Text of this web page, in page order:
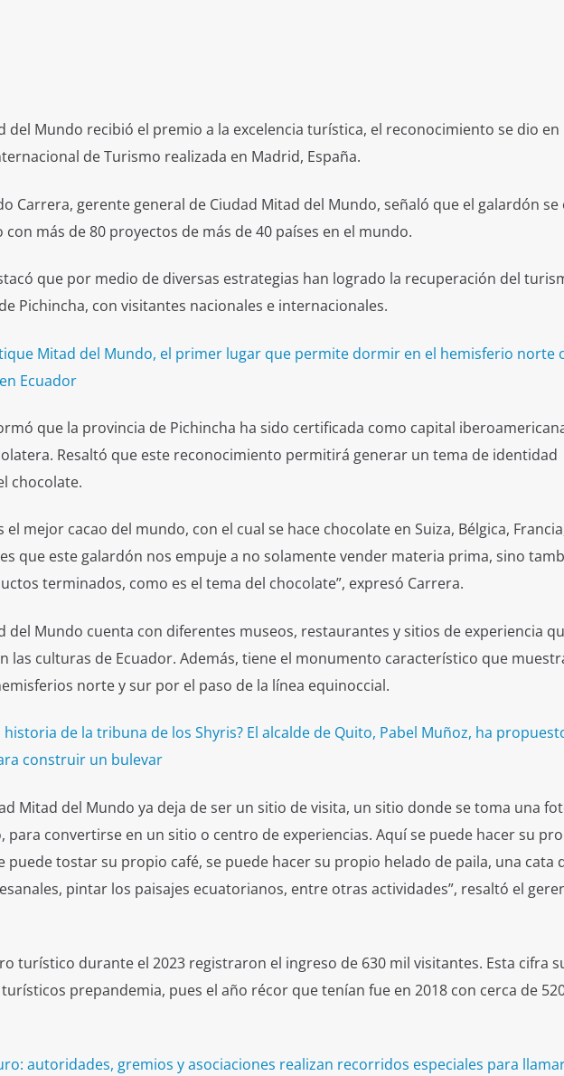
del Mundo recibió el premio a la excelencia turística, el reconocimiento se dio en
de Turismo realizada en Madrid, España.
Carrera, gerente general de Ciudad Mitad del Mundo, señaló que el galardón
más de 80 proyectos de más de 40 países en el mundo.
que por medio de diversas estrategias han logrado la recuperación del
Pichincha, con visitantes nacionales e internacionales.
Mitad del Mundo, el primer lugar que permite dormir en el hemisferio norte
Ecuador
que la provincia de Pichincha ha sido certificada como capital
Resaltó que este reconocimiento permitirá generar un tema de identidad
chocolate.
el mejor cacao del mundo, con el cual se hace chocolate en Suiza, Bélgica,
que este galardón nos empuje a no solamente vender materia prima, sino
terminados, como es el tema del chocolate”, expresó Carrera.
del Mundo cuenta con diferentes museos, restaurantes y sitios de experiencia
las culturas de Ecuador. Además, tiene el monumento característico que
norte y sur por el paso de la línea equinoccial.
historia de la tribuna de los Shyris? El alcalde de Quito, Pabel Muñoz, ha
construir un bulevar
Mitad del Mundo ya deja de ser un sitio de visita, un sitio donde se toma una
para convertirse en un sitio o centro de experiencias. Aquí se puede hacer su
puede tostar su propio café, se puede hacer su propio helado de paila, una cata
pintar los paisajes ecuatorianos, entre otras actividades”, resaltó el
turístico durante el 2023 registraron el ingreso de 630 mil visitantes. Esta cifra
prepandemia, pues el año récor que tenían fue en 2018 con cerca de
autoridades, gremios y asociaciones realizan recorridos especiales para